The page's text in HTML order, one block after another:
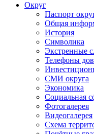
Округ
Паспорт
Общая
История
Символика
Экстренные
Телефоны
СМИ округа
Экономика
Социальная
Фотогалерея
Видеогалерея
Схема